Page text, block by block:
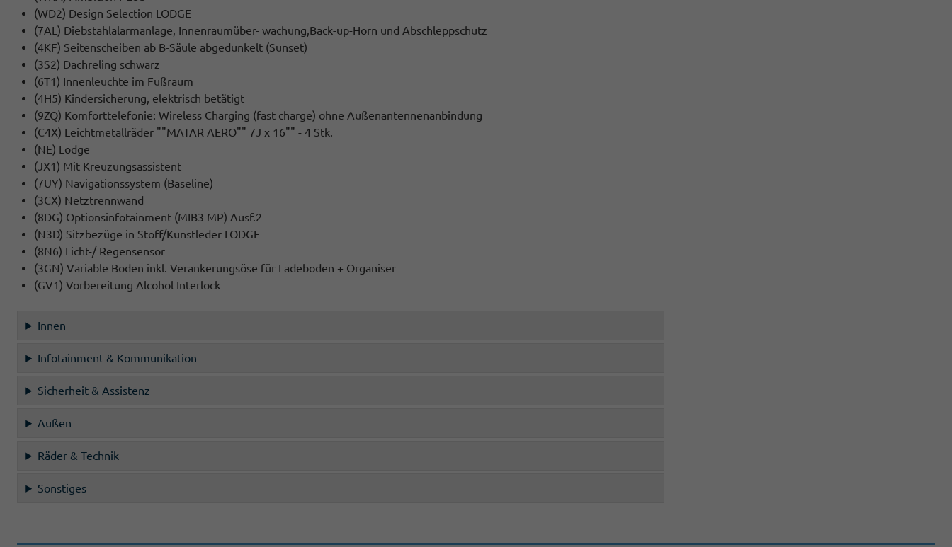
(WD2) Design Selection LODGE
(7AL) Diebstahlalarmanlage, Innenraumüber- wachung,Back-up-Horn und Abschleppschutz
(4KF) Seitenscheiben ab B-Säule abgedunkelt (Sunset)
(3S2) Dachreling schwarz
(6T1) Innenleuchte im Fußraum
(4H5) Kindersicherung, elektrisch betätigt
(9ZQ) Komforttelefonie: Wireless Charging (fast charge) ohne Außenantennenanbindung
(C4X) Leichtmetallräder ""MATAR AERO"" 7J x 16"" - 4 Stk.
(NE) Lodge
(JX1) Mit Kreuzungsassistent
(7UY) Navigationssystem (Baseline)
(3CX) Netztrennwand
(8DG) Optionsinfotainment (MIB3 MP) Ausf.2
(N3D) Sitzbezüge in Stoff/Kunstleder LODGE
(8N6) Licht-/ Regensensor
(3GN) Variable Boden inkl. Verankerungsöse für Ladeboden + Organiser
(GV1) Vorbereitung Alcohol Interlock
Innen
Infotainment & Kommunikation
Sicherheit & Assistenz
Außen
Räder & Technik
Sonstiges